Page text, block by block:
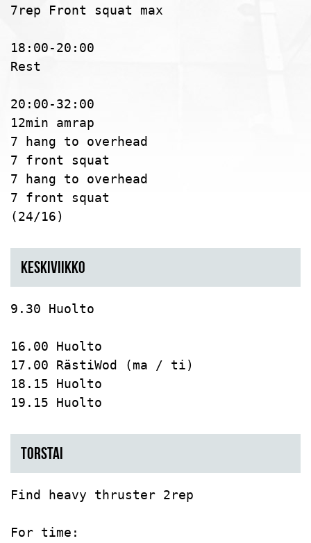
7rep Front squat max
18:00-20:00
Rest
20:00-32:00
12min amrap
7 hang to overhead
7 front squat
7 hang to overhead
7 front squat
(24/16)
KESKIVIIKKO
9.30 Huolto
16.00 Huolto
17.00 RästiWod (ma / ti)
18.15 Huolto
19.15 Huolto
TORSTAI
Find heavy thruster 2rep
For time: